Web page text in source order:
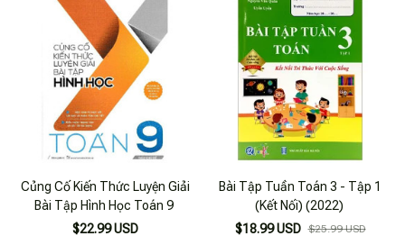
Củng Cố Kiến Thức Luyện Giải
Bài Tập Hình Học Toán 9
$22.99 USD
Bài Tập Tuần Toán 3 - Tập 1
(Kết Nối) (2022)
$18.99 USD $25.99 USD